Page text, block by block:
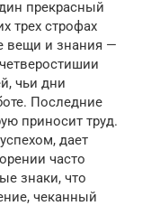
прекрасный
трех строфах
вещи и знания —
чьи дни
Последние
приносит труд.
дает
часто
знаки, что
чеканный